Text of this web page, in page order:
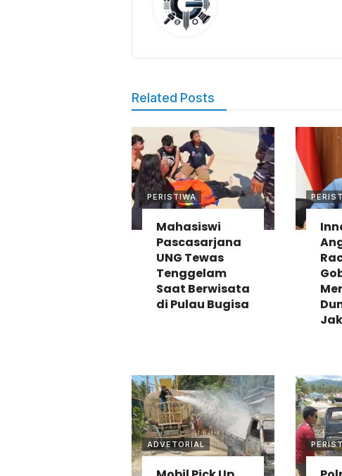
Related Posts
PERISTIWA
Mahasiswi
Pascasarjana
UNG Tewas
Tenggelam
Saat Berwisata
di Pulau Bugisa
ADVETORIAL